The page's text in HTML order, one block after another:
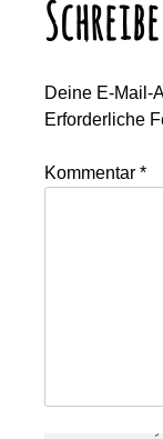
Deine E-Mail-
Erforderliche
Kommentar*